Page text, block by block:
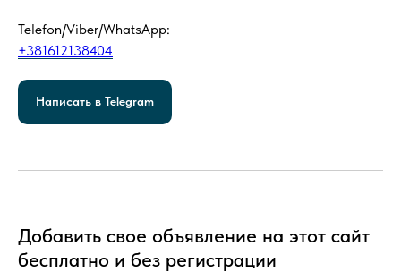
Telefon/Viber/WhatsApp:
+381612138404
Написать в Telegram
Добавить свое объявление на этот сайт
бесплатно и без регистрации